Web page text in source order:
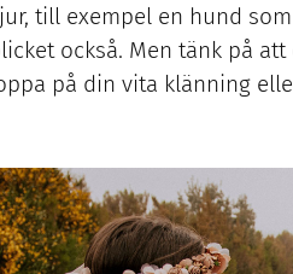
till exempel en hund
också. Men tänk på
på din vita klänning